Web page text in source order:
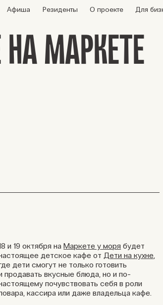
Афиша Резиденты О проекте Для
МАРКЕТЕ
и 19 октября наМаркете у моря будет
детское кафе отДети на кухне,
дети смогут не только готовить
продавать вкусные блюда, но и по-
почувствовать себя в роли
кассира или даже владельца кафе.